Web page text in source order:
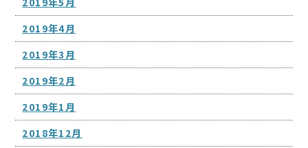
2019年4月
2019年3月
2019年2月
2019年1月
2018年12月